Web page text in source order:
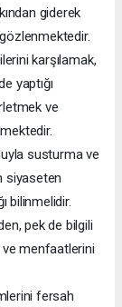
giderek
gözlenmektedir.
karşılamak,
yaptığı
ve
susturma ve
siyaseten
bilinmelidir.
pek de bilgili
menfaatlerini
fersah